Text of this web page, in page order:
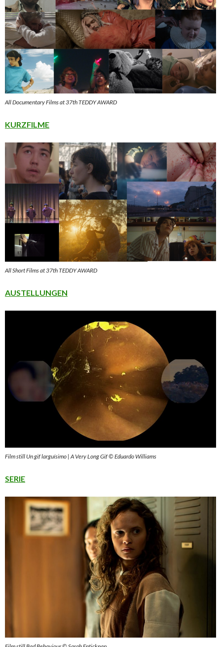
All Documentary Films at 37th TEDDY AWARD
KURZFILME
All Short Films at 37th TEDDY AWARD
AUSTELLUNGEN
Film still Un gif larguísimo | A Very Long Gif © Eduardo Williams
SERIE